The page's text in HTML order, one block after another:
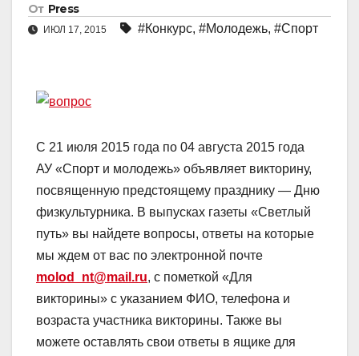
От Press
ИЮЛ 17, 2015 #Конкурс, #Молодежь, #Спорт
С 21 июля 2015 года по 04 августа 2015 года
АУ «Спорт и молодежь» объявляет викторину,
посвященную предстоящему празднику — Дню
физкультурника. В выпусках газеты «Светлый
путь» вы найдете вопросы, ответы на которые
мы ждем от вас по электронной почте
molod
nt@mail .ru, с пометкой «Для
викторины» с указанием ФИО, телефона и
возраста участника викторины. Также вы
можете оставлять свои ответы в ящике для